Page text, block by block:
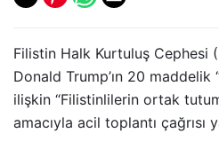
Filistin Halk Kurtuluş Cephesi
Donald Trump’ın 20 maddelik
ilişkin “Filistinlilerin ortak
amacıyla acil toplantı çağrısı